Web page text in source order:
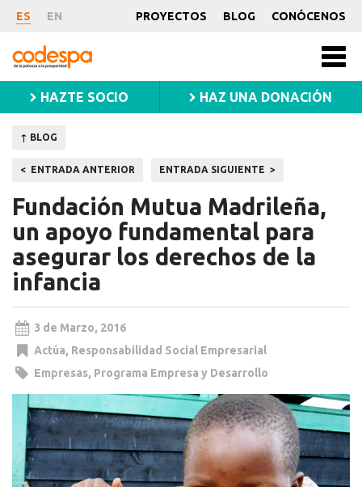
Noticia
ES EN PROYECTOS BLOG CONÓCENOS
CODESPA
HAZTE SOCIO HAZ UNA DONACIÓN
↑ BLOG
Navegación
de
entradas
ENTRADA ANTERIOR ENTRADA SIGUIENTE
Fundación Mutua Madrileña,
un apoyo fundamental para
asegurar los derechos de la
infancia
3 de Marzo, 2016
Actúa, Responsabilidad Social Empresarial
Empresas, Programa Empresa y Desarrollo